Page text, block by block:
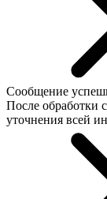
Сообщение
После обработки
уточнения всей